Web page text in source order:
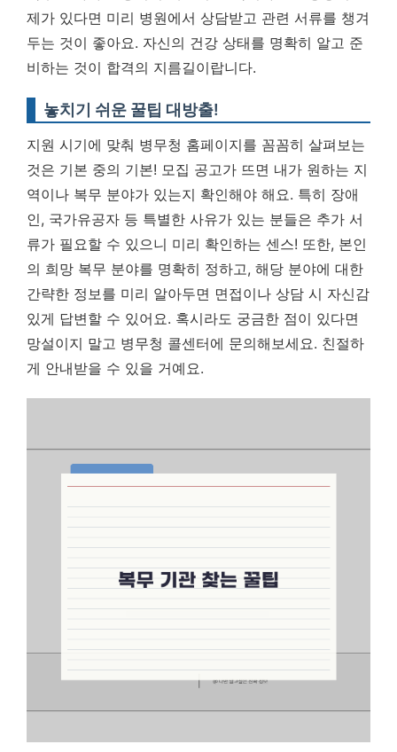
제가 있다면 미리 병원에서 상담받고 관련 서류를 챙겨
두는 것이 좋아요. 자신의 건강 상태를 명확히 알고 준
비하는 것이 합격의 지름길이랍니다.
놓치기 쉬운 꿀팁 대방출!
지원 시기에 맞춰 병무청 홈페이지를 꼼꼼히 살펴보는
것은 기본 중의 기본! 모집 공고가 뜨면 내가 원하는 지
역이나 복무 분야가 있는지 확인해야 해요. 특히 장애
인, 국가유공자 등 특별한 사유가 있는 분들은 추가 서
류가 필요할 수 있으니 미리 확인하는 센스! 또한, 본인
의 희망 복무 분야를 명확히 정하고, 해당 분야에 대한
간략한 정보를 미리 알아두면 면접이나 상담 시 자신감
있게 답변할 수 있어요. 혹시라도 궁금한 점이 있다면
망설이지 말고 병무청 콜센터에 문의해보세요. 친절하
게 안내받을 수 있을 거예요.